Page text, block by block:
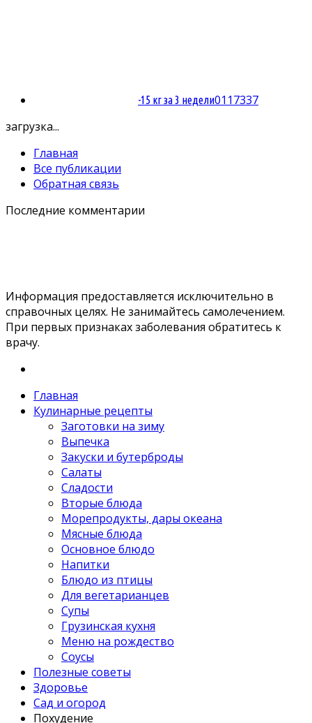
-15 кг за 3 недели0117337
загрузка...
Главная
Все публикации
Обратная связь
Последние комментарии
Информация предоставляется исключительно в
справочных целях. Не занимайтесь самолечением.
При первых признаках заболевания обратитесь к
врачу.
Главная
Кулинарные рецепты
Заготовки на зиму
Выпечка
Закуски и бутерброды
Салаты
Сладости
Вторые блюда
Морепродукты, дары океана
Мясные блюда
Основное блюдо
Напитки
Блюдо из птицы
Для вегетарианцев
Супы
Грузинская кухня
Меню на рождество
Соусы
Полезные советы
Здоровье
Сад и огород
Похудение